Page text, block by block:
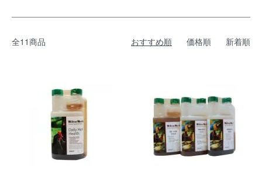
全11商品 おすすめ順 価格順 新着順